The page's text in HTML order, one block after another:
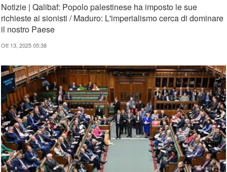
Notizie | Qalibaf: Popolo palestinese ha imposto le sue
richieste ai sionisti / Maduro: L'imperialismo cerca di dominare
il nostro Paese
Ott 13, 2025 05:38